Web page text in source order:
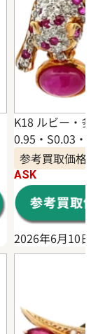
K18 ルビー・多
0.95・S0.03・
参考買取価格
ASK
2026年6月10日